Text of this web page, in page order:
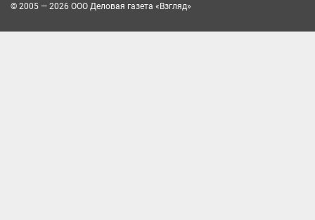
© 2005 — 2026 ООО Деловая газета «Взгляд»